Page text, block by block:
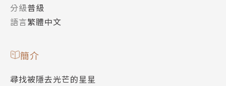
分級普級
語言繁體中文
簡介
尋找被隱去光芒的星星